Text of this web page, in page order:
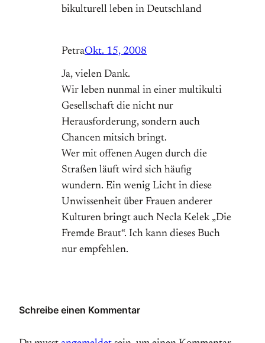
bikulturell leben in Deutschland
PetraOkt. 15, 2008
Ja, vielen Dank.
Wir leben nunmal in einer multikulti
Gesellschaft die nicht nur
Herausforderung, sondern auch
Chancen mitsich bringt.
Wer mit offenen Augen durch die
Straßen läuft wird sich häufig
wundern. Ein wenig Licht in diese
Unwissenheit über Frauen anderer
Kulturen bringt auch Necla Kelek „Die
Fremde Braut“. Ich kann dieses Buch
nur empfehlen.
Schreibe einen Kommentar